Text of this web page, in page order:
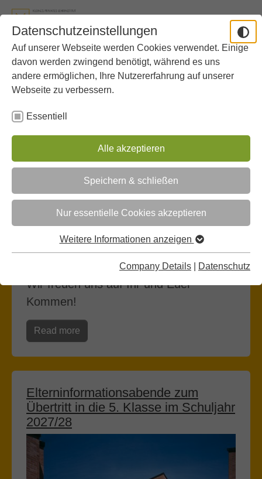
Datenschutzeinstellungen
Auf unserer Webseite werden Cookies verwendet. Einige
davon werden zwingend benötigt, während es uns
andere ermöglichen, Ihre Nutzererfahrung auf unserer
Webseite zu verbessern.
Essentiell
Alle akzeptieren
Speichern & schließen
Nur essentielle Cookies akzeptieren
Weitere Informationen anzeigen
Company Details Datenschutz
You are here:
School Further Offers Russian
News
Sommerfest 2026
Wir freuen uns auf Ihr und Euer
Kommen!
Read more
Elterninformationsabende zum
Übertritt in die 5. Klasse im Schuljahr
2027/28